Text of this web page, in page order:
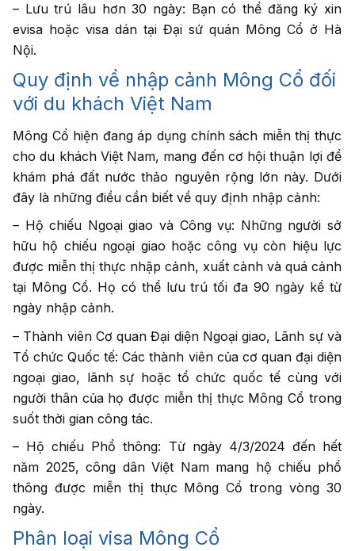
– Lưu trú lâu hơn 30 ngày: Bạn có thể đăng ký xin
evisa hoặc visa dán tại Đại sứ quán Mông Cổ ở Hà
Nội.
Quy định về nhập cảnh Mông Cổ đối
với du khách Việt Nam
Mông Cổ hiện đang áp dụng chính sách miễn thị thực
cho du khách Việt Nam, mang đến cơ hội thuận lợi để
khám phá đất nước thảo nguyên rộng lớn này. Dưới
đây là những điều cần biết về quy định nhập cảnh:
– Hộ chiếu Ngoại giao và Công vụ: Những người sở
hữu hộ chiếu ngoại giao hoặc công vụ còn hiệu lực
được miễn thị thực nhập cảnh, xuất cảnh và quá cảnh
tại Mông Cổ. Họ có thể lưu trú tối đa 90 ngày kể từ
ngày nhập cảnh.
– Thành viên Cơ quan Đại diện Ngoại giao, Lãnh sự và
Tổ chức Quốc tế: Các thành viên của cơ quan đại diện
ngoại giao, lãnh sự hoặc tổ chức quốc tế cùng với
người thân của họ được miễn thị thực Mông Cổ trong
suốt thời gian công tác.
– Hộ chiếu Phổ thông: Từ ngày 4/3/2024 đến hết
năm 2025, công dân Việt Nam mang hộ chiếu phổ
thông được miễn thị thực Mông Cổ trong vòng 30
ngày.
Phân loại visa Mông Cổ